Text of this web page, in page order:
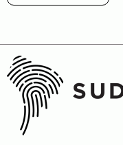
entradas